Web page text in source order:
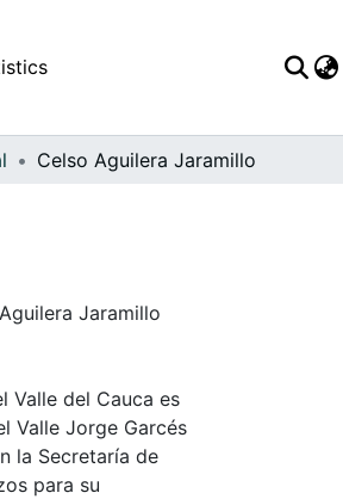
Celso Aguilera Jaramillo
Jaramillo
Valle del Cauca es
Valle Jorge Garcés
la Secretaría de
para su